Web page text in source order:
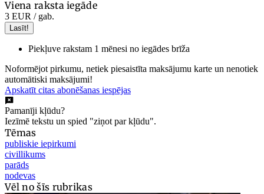
Viena raksta iegāde
3 EUR / gab.
Lasīt!
Piekļuve rakstam 1 mēnesi no iegādes brīža
Noformējot pirkumu, netiek piesaistīta maksājumu karte un nenotiek
automātiski maksājumi!
Apskatīt citas abonēšanas iespējas
Pamanīji kļūdu?
Iezīmē tekstu un spied "ziņot par kļūdu".
Tēmas
publiskie iepirkumi
civillikums
parāds
nodevas
Vēl no šīs rubrikas